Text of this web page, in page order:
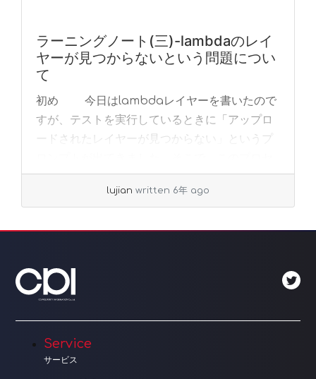
ラーニングノート(三)-lambdaのレイ
ヤーが見つからないという問題につい
て
初め 今日はlambdaレイヤーを書いたので
すが、テストを実行しているときに「アップロ
ードされたレイヤーが見つからない」というプ
スを記録するために、ここで小さなテストを行
read more
lujian written 6年 ago
Service
サービス